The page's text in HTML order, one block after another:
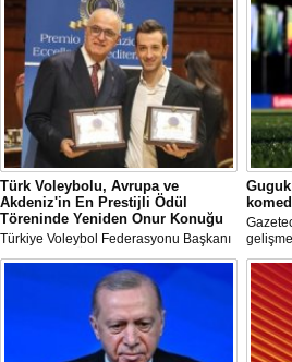
Türk Voleybolu, Avrupa ve
Akdeniz'in En Prestijli Ödül
Töreninde Yeniden Onur Konuğu
Türkiye Voleybol Federasyonu Başkanı
Mehmet Akif Üstündağ ile A Milli Kadın
Voleybol Takımı Başantrenörü Daniele
Santarelli, İtalya'nın başkenti Roma'da
düzenlenecek Euro-Mediterranean
Excellence Award 2026 (Akdeniz
Mükemmeliyet Ödülü) törenine 2. kez
resmi olarak davet edildi.